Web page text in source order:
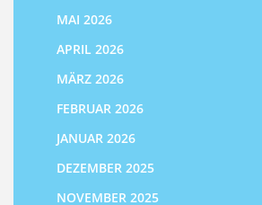
MAI 2026
APRIL 2026
MÄRZ 2026
FEBRUAR 2026
JANUAR 2026
DEZEMBER 2025
NOVEMBER 2025